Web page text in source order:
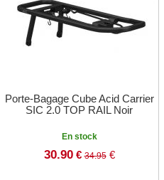
Porte-Bagage Cube Acid Carrier
SIC 2.0 TOP RAIL Noir
En stock
30.90 € 34.95€